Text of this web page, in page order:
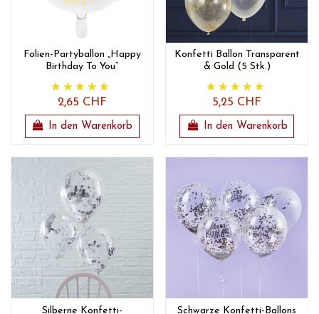
Folien-Partyballon „Happy
Birthday To You“
2,65 CHF
In den Warenkorb
Konfetti Ballon Transparent
& Gold (5 Stk.)
5,25 CHF
In den Warenkorb
Silberne Konfetti-
Schwarze Konfetti-Ballons